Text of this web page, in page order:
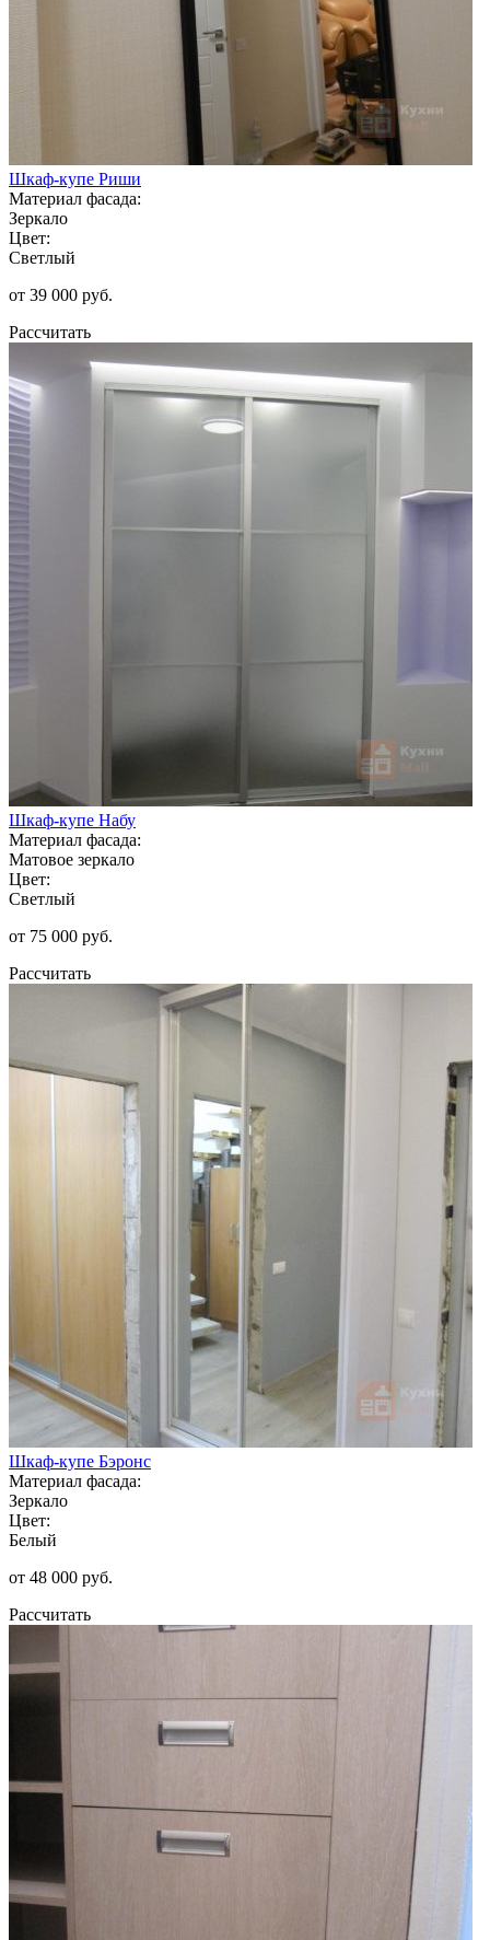
Шкаф-купе Риши
Материал фасада:
Зеркало
Цвет:
Светлый
от 39 000 руб.
Рассчитать
Шкаф-купе Набу
Материал фасада:
Матовое зеркало
Цвет:
Светлый
от 75 000 руб.
Рассчитать
Шкаф-купе Бэронс
Материал фасада:
Зеркало
Цвет:
Белый
от 48 000 руб.
Рассчитать